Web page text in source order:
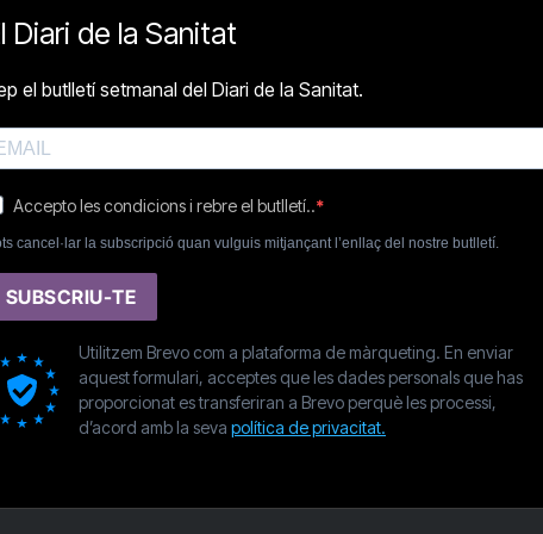
Diari de la Sanitat
el butlletí setmanal del Diari de la Sanitat.
Accepto les condicions i rebre el butlletí..
cancel·lar la subscripció quan vulguis mitjançant l’enllaç del nostre butlletí.
SUBSCRIU-TE
Utilitzem Brevo com a plataforma de màrqueting. En enviar
aquest formulari, acceptes que les dades personals que has
proporcionat es transferiran a Brevo perquè les processi,
d’acord amb la seva política de privacitat.